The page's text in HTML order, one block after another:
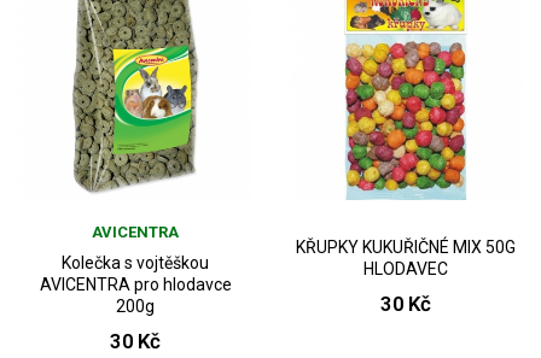
AVICENTRA
Kolečka s vojtěškou
AVICENTRA pro hlodavce
200g
30 Kč
KŘUPKY KUKUŘIČNÉ MIX 50G
HLODAVEC
30 Kč